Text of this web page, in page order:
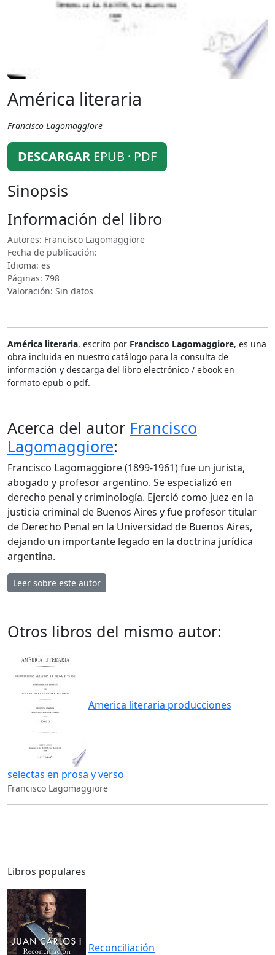
América literaria
Francisco Lagomaggiore
DESCARGAR EPUB · PDF
Sinopsis
Información del libro
Autores: Francisco Lagomaggiore
Fecha de publicación:
Idioma: es
Páginas: 798
Valoración: Sin datos
América literaria, escrito por Francisco Lagomaggiore, es una
obra incluida en nuestro catálogo para la consulta de
información y descarga del libro electrónico / ebook en
formato epub o pdf.
Acerca del autor Francisco
Lagomaggiore:
Francisco Lagomaggiore (1899-1961) fue un jurista,
abogado y profesor argentino. Se especializó en
derecho penal y criminología. Ejerció como juez en la
justicia criminal de Buenos Aires y fue profesor titular
de Derecho Penal en la Universidad de Buenos Aires,
dejando un importante legado en la doctrina jurídica
argentina.
Leer sobre este autor
Otros libros del mismo autor:
America literaria producciones
selectas en prosa y verso
Francisco Lagomaggiore
Libros populares
Reconciliación